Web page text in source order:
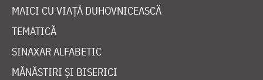
MAICI CU VIAȚĂ DUHOVNICEASCĂ
TEMATICĂ
SINAXAR ALFABETIC
MĂNĂSTIRI ȘI BISERICI